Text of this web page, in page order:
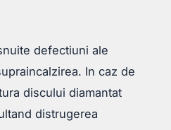
defectiuni ale
In caz de
discului diamantat
distrugerea